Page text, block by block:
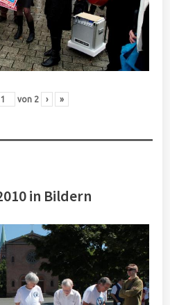
von 2 › »
in Bildern